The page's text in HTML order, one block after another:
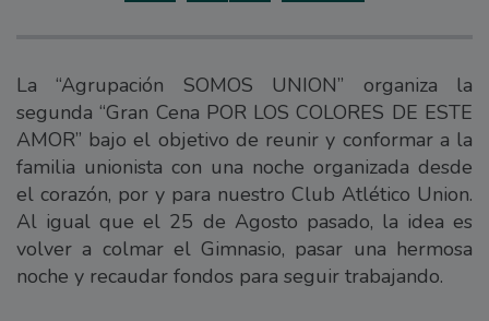
La “Agrupación SOMOS UNION” organiza la
segunda “Gran Cena POR LOS COLORES DE ESTE
AMOR” bajo el objetivo de reunir y conformar a la
familia unionista con una noche organizada desde
el corazón, por y para nuestro Club Atlético Union.
Al igual que el 25 de Agosto pasado, la idea es
volver a colmar el Gimnasio, pasar una hermosa
noche y recaudar fondos para seguir trabajando.